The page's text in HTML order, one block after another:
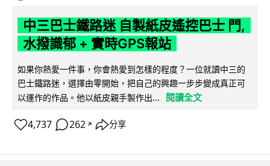
中三巴士鐵路迷 自製紙皮遙控巴士 門,
水撥識郁 + 實時GPS報站
如果你熱愛一件事，你會熱愛到怎樣的程度？一位就讀中三的
巴士鐵路迷，選擇由零開始，把自己的興趣一步步變成真正可
以運作的作品。他以紙皮親手製作出...
閱讀全文
4,737 262 ↗ 分享